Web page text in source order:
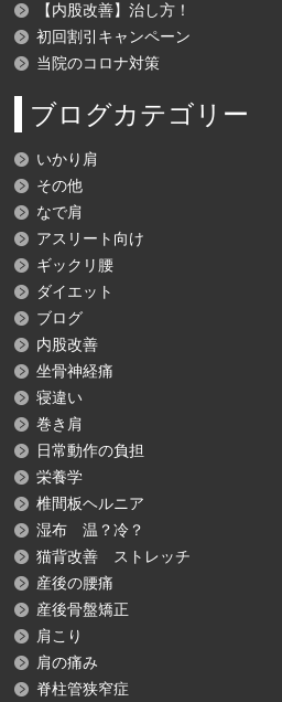
【内股改善】治し方！
初回割引キャンペーン
当院のコロナ対策
ブログカテゴリー
いかり肩
その他
なで肩
アスリート向け
ギックリ腰
ダイエット
ブログ
内股改善
坐骨神経痛
寝違い
巻き肩
日常動作の負担
栄養学
椎間板ヘルニア
湿布 温？冷？
猫背改善 ストレッチ
産後の腰痛
産後骨盤矯正
肩こり
肩の痛み
脊柱管狭窄症